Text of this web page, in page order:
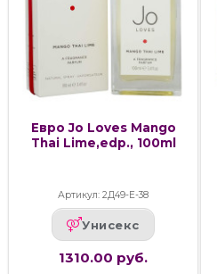
Евро Jo Loves Mango
Thai Lime,edp., 100ml
Артикул: 2Д49-Е-38
Унисекс
1310.00 руб.